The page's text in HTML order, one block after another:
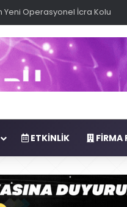
ile Uyuşturucu
ETKINLIK FIRMA